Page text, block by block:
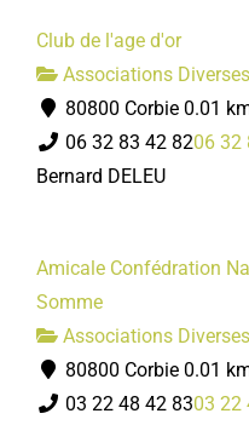
Club de l'age d'or
Associations Diverses
80800 Corbie 0.01
06 32 83 42 8206 32
Bernard DELEU
Amicale Confédration
Somme
Associations Diverses
80800 Corbie 0.01
03 22 48 42 8303 22